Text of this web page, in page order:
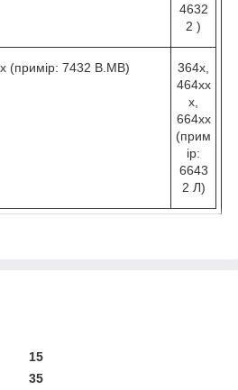
4632
2 )
(примір: 7432 B.МВ)
364х,
464хх
х,
664хх
(прим
ір:
6643
2 Л)
15
35